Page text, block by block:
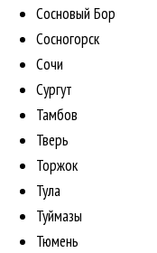
Сосновый Бор
Сосногорск
Сочи
Сургут
Тамбов
Тверь
Торжок
Тула
Туймазы
Тюмень